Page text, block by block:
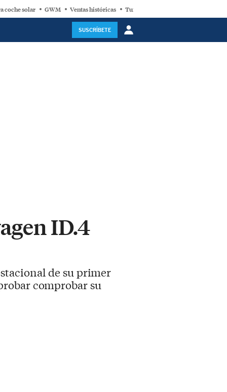
coche solar GWM Ventas históricas Turbina eólica
SUSCRÍBETE
ID.4
de su primer
comprobar su